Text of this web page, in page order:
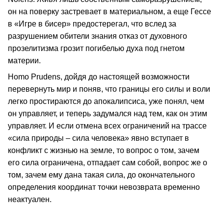
он на поверку застревает в материальном, а еще Гессе
в «Игре в бисер» предостерегал, что вслед за
разрушением обители знания отказ от духовного
прозелитизма грозит погибелью духа под гнетом
материи.
Homo Prudens, дойдя до настоящей возможности
перевернуть мир и поняв, что границы его силы и воли
легко простираются до апокалипсиса, уже понял, чем
он управляет, и теперь задумался над тем, как он этим
управляет. И если отмена всех ограничений на трассе
«сила природы – сила человека» явно вступает в
конфликт с жизнью на земле, то вопрос о том, зачем
его сила ограничена, отпадает сам собой, вопрос же о
том, зачем ему дана такая сила, до окончательного
определения координат точки невозврата временно
неактуален.